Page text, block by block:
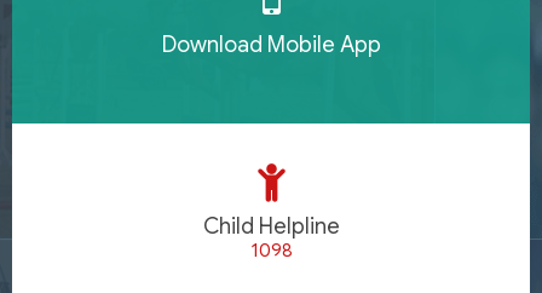
Download Mobile App
Child Helpline
1098